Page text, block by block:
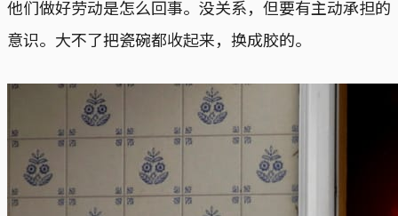
他们做好劳动是怎么回事。没关系，但要有主动承担的
意识。大不了把瓷碗都收起来，换成胶的。